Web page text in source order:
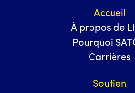
Accueil
À propos de
Pourquoi
Carrières
Soutien